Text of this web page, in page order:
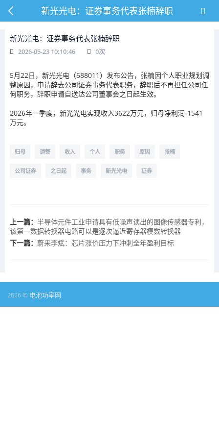
新光光电：证券事务代表张楠辞职
新光光电：证券事务代表张楠辞职
2026-05-23 10:10:46 0次
5月22日，新光光电（688011）发布公告，张楠因个人职业规划调
整原因，申请辞去公司证券事务代表职务，辞职后不再担任公司任
何职务，辞职申请自送达公司董事会之日起生效。
2026年一季度，新光光电实现收入3622万元，归母净利润-1541
万元。
归母 调整 收入 个人 职务 原因 张楠
公司证券 之日起 事务 新光光电 证券
上一篇： 半导体元件工业申请具有低噪声读出的图像传感器专利，
该第一数据转换器电路可以是逐次逼近寄存器模数转换器
下一篇： 蔚来李斌：芯片涨价压力下冲刺全年盈利目标
2026 © 电池功率网